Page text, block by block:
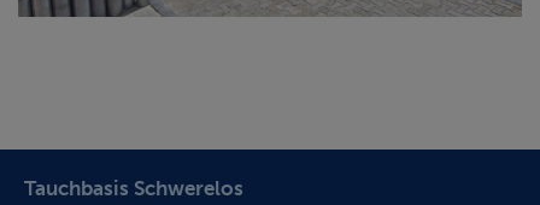
Tauchbasis Schwerelos